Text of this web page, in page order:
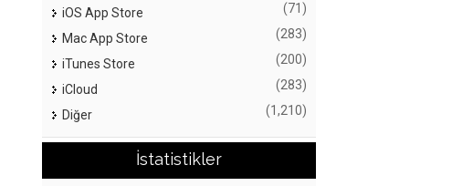
iOS App Store (71)
Mac App Store (283)
iTunes Store (200)
iCloud (283)
Diğer (1,210)
İstatistikler